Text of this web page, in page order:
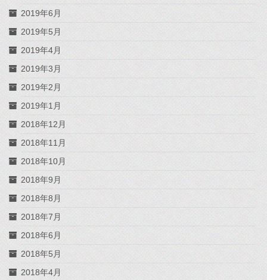
2019年6月
2019年5月
2019年4月
2019年3月
2019年2月
2019年1月
2018年12月
2018年11月
2018年10月
2018年9月
2018年8月
2018年7月
2018年6月
2018年5月
2018年4月